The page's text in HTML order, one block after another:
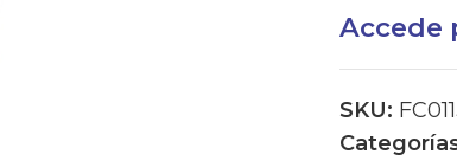
Accede
SKU: